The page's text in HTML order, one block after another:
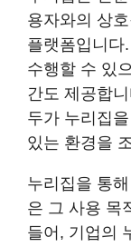
용자와의 상
플랫폼입니다
수행할 수 있
간도 제공합
두가 누리집
있는 환경을
누리집을 통
은 그 사용 목
들어, 기업의